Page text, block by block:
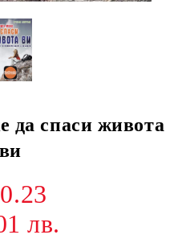
да спаси живота
ви
лв.